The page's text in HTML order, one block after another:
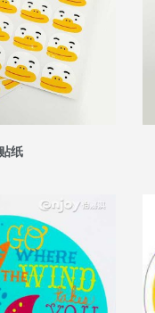
纸